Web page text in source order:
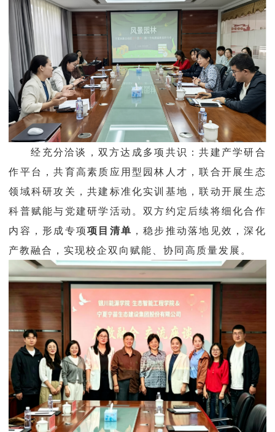
经充分洽谈，双方达成多项共识：共建产学研合
作平台，共育高素质应用型园林人才，联合开展生态
领域科研攻关，共建标准化实训基地，联动开展生态
科普赋能与党建研学活动。双方约定后续将细化合作
内容，形成专项项目清单 ，稳步推动落地见效，深化
产教融合，实现校企双向赋能、协同高质量发展。